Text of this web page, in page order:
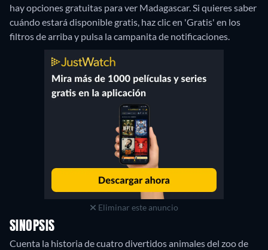
hay opciones gratuitas para ver Madagascar. Si quieres saber
cuándo estará disponible gratis, haz clic en 'Gratis' en los
filtros de arriba y pulsa la campanita de notificaciones.
Eliminar este anuncio
SINOPSIS
Cuenta la historia de cuatro divertidos animales del zoo de